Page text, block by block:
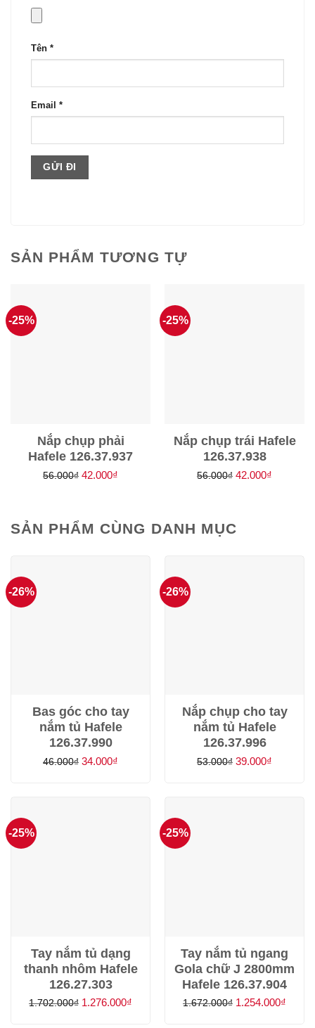
Tên *
Email *
SẢN PHẨM TƯƠNG TỰ
-25%
Nắp chụp phải
Hafele 126.37.937
56.000₫ Giá
42.000₫
42.000₫.
-25%
Nắp chụp trái Hafele
126.37.938
56.000₫ Giá
42.000₫
SẢN PHẨM CÙNG DANH MỤC
-26%
Bas góc cho tay
nắm tủ Hafele
126.37.990
46.000₫ Giá
34.000₫
-26%
Nắp chụp cho tay
nắm tủ Hafele
126.37.996
53.000₫ Giá
39.000₫
-25%
Tay nắm tủ dạng
thanh nhôm Hafele
126.27.303
1.702.000₫ Giá
1.276.000₫
-25%
Tay nắm tủ ngang
Gola chữ J 2800mm
Hafele 126.37.904
1.672.000₫ Giá
1.254.000₫